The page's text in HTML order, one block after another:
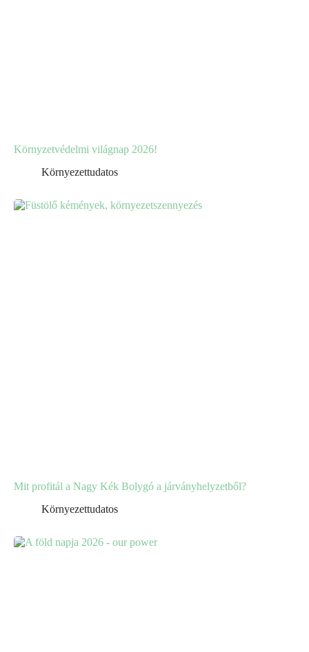
Környzetvédelmi világnap 2026!
Környezettudatos
Mit profitál a Nagy Kék Bolygó a járványhelyzetből?
Környezettudatos